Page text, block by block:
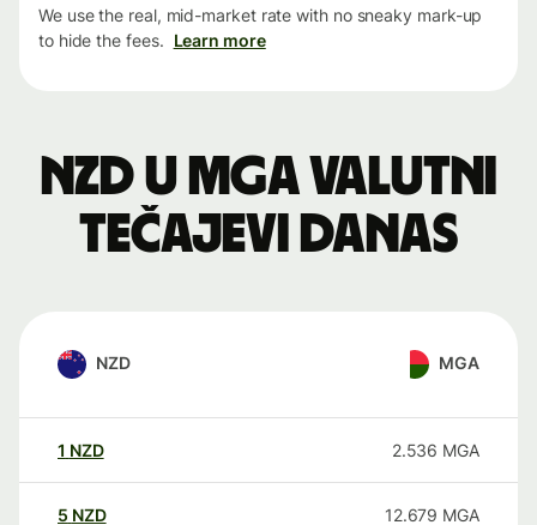
We use the real, mid-market rate with no sneaky mark-up
to hide the fees. Learn more
NZD u MGA valutni
tečajevi danas
NZD MGA
1 NZD 2.536 MGA
5 NZD 12.679 MGA